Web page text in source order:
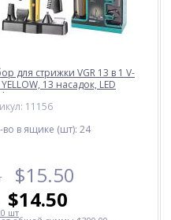
для стрижки VGR 13 в 1 V-
13 насадок, LED
11156
во в ящике (шт): 24
$15.50
$14.50
шт